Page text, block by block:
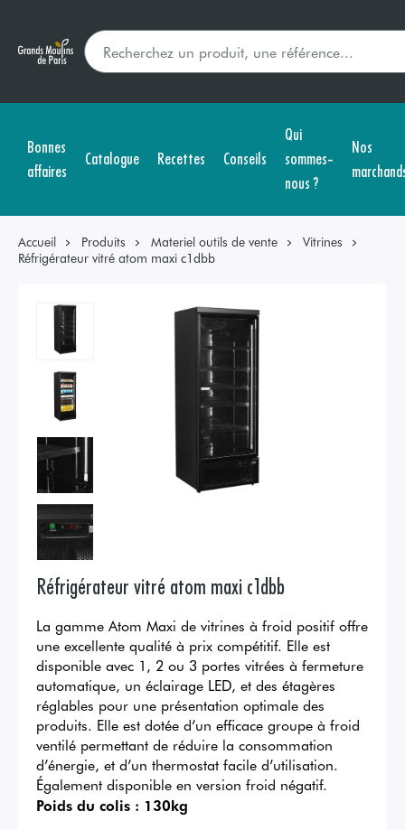
Bonnes
affaires
Catalogue Recettes Conseils
Qui
sommes-
nous ?
Nos
Accueil Produits Materiel outils de vente
Vitrines
Réfrigérateur vitré atom maxi c1dbb
Réfrigérateur vitré atom maxi c1dbb
La gamme Atom Maxi de vitrines à froid positif offre
une excellente qualité à prix compétitif. Elle est
disponible avec 1, 2 ou 3 portes vitrées à fermeture
automatique, un éclairage LED, et des étagères
réglables pour une présentation optimale des
produits. Elle est dotée d’un efficace groupe à froid
ventilé permettant de réduire la consommation
d’énergie, et d’un thermostat facile d’utilisation.
Également disponible en version froid négatif.
Poids du colis : 130kg